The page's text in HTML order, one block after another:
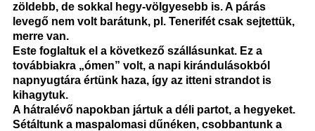
zöldebb, de sokkal hegy-völgyesebb is. A párás
levegő nem volt barátunk, pl. Tenerifét csak sejtettük,
merre van.
Este foglaltuk el a következő szállásunkat. Ez a
továbbiakra „ómen” volt, a napi kirándulásokból
napnyugtára értünk haza, így az itteni strandot is
kihagytuk.
A hátralévő napokban jártuk a déli partot, a hegyeket.
Sétáltunk a maspalomasi dűnéken, csobbantunk a